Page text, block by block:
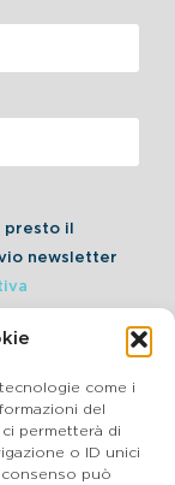
come i
del
permetterà di
o ID unici
può
il
newsletter